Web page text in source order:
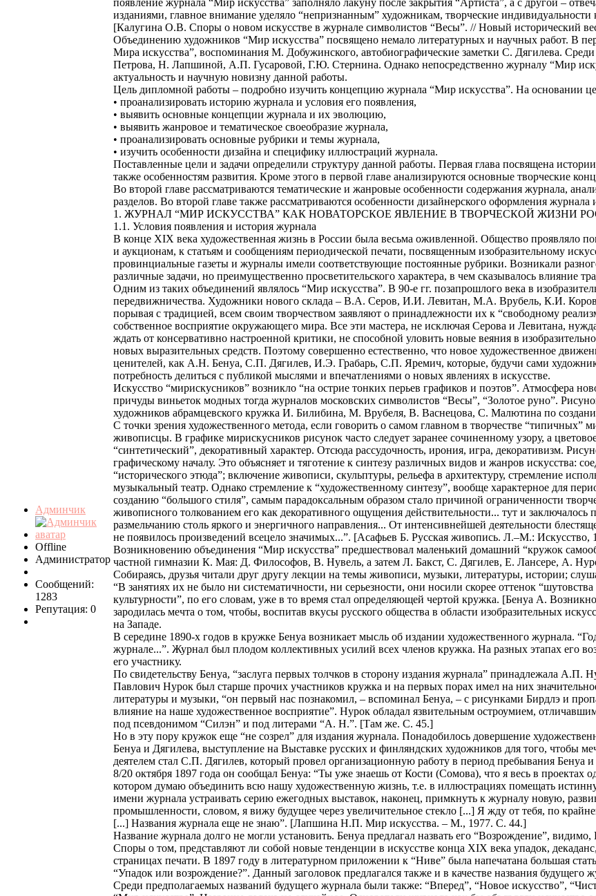
Админчик
Offline
Администратор
Сообщений:
1283
Репутация: 0
появление журнала “Мир искусства” заполняло лакуну после закрытия “Артиста”, а с другой –
изданиями, главное внимание уделяло “непризнанным” художникам, творческие
[Калугина О.В. Споры о новом искусстве в журнале символистов “Весы”. // Новый исторический
Объединению художников “Мир искусства” посвящено немало литературных и научных работ. В
Мира искусства”, воспоминания М. Добужинского, автобиографические заметки С. Дягилева.
Петрова, Н. Лапшиной, А.П. Гусаровой, Г.Ю. Стернина. Однако непосредственно журналу “Мир
актуальность и научную новизну данной работы.
Цель дипломной работы – подробно изучить концепцию журнала “Мир искусства”. На основании
• проанализировать историю журнала и условия его появления,
• выявить основные концепции журнала и их эволюцию,
• выявить жанровое и тематическое своеобразие журнала,
• проанализировать основные рубрики и темы журнала,
• изучить особенности дизайна и специфику иллюстраций журнала.
Поставленные цели и задачи определили структуру данной работы. Первая глава посвящена
также особенностям развития. Кроме этого в первой главе анализируются основные творческие
Во второй главе рассматриваются тематические и жанровые особенности содержания журнала,
разделов. Во второй главе также рассматриваются особенности дизайнерского оформления
1. ЖУРНАЛ “МИР ИСКУССТВА” КАК НОВАТОРСКОЕ ЯВЛЕНИЕ В ТВОРЧЕСКОЙ ЖИЗНИ
1.1. Условия появления и история журнала
В конце XIX века художественная жизнь в России была весьма оживленной. Общество проявляло
и аукционам, к статьям и сообщениям периодической печати, посвященным изобразительному
провинциальные газеты и журналы имели соответствующие постоянные рубрики. Возникали
различные задачи, но преимущественно просветительского характера, в чем сказывалось влияние
Одним из таких объединений являлось “Мир искусства”. В 90-е гг. позапрошлого века в
передвижничества. Художники нового склада – В.А. Серов, И.И. Левитан, М.А. Врубель, К.И.
порывая с традицией, всем своим творчеством заявляют о принадлежности их к “свободному
собственное восприятие окружающего мира. Все эти мастера, не исключая Серова и Левитана,
ждать от консервативно настроенной критики, не способной уловить новые веяния в
новых выразительных средств. Поэтому совершенно естественно, что новое художественное
ценителей, как А.Н. Бенуа, С.П. Дягилев, И.Э. Грабарь, С.П. Яремич, которые, будучи сами
потребность делиться с публикой мыслями и впечатлениями о новых явлениях в искусстве.
Искусство “мирискусников” возникло “на острие тонких перьев графиков и поэтов”. Атмосфера
причуды виньеток модных тогда журналов московских символистов “Весы”, “Золотое руно”.
художников абрамцевского кружка И. Билибина, М. Врубеля, В. Васнецова, С. Малютина по
С точки зрения художественного метода, если говорить о самом главном в творчестве
живописцы. В графике мирискусников рисунок часто следует заранее сочиненному узору, а
“синтетический”, декоративный характер. Отсюда рассудочность, ирония, игра, декоративизм.
графическому началу. Это объясняет и тяготение к синтезу различных видов и жанров искусства:
“исторического этюда”; включение живописи, скульптуры, рельефа в архитектуру, стремление
музыкальный театр. Однако стремление к “художественному синтезу”, вообще характерное для
созданию “большого стиля”, самым парадоксальным образом стало причиной ограниченности
живописного толкованием его как декоративного ощущения действительности... тут и
размельчанию столь яркого и энергичного направления... От интенсивнейшей деятельности
не появилось произведений всецело значимых...”. [Асафьев Б. Русская живопись. Л.–М.: Искусство,
Возникновению объединения “Мир искусства” предшествовал маленький домашний “кружок
частной гимназии К. Мая: Д. Философов, В. Нувель, а затем Л. Бакст, С. Дягилев, Е. Лансере, А.
Собираясь, друзья читали друг другу лекции на темы живописи, музыки, литературы, истории;
“В занятиях их не было ни систематичности, ни серьезности, они носили скорее оттенок
культурности”, по его словам, уже в то время стал определяющей чертой кружка. [Бенуа А.
зародилась мечта о том, чтобы, воспитав вкусы русского общества в области изобразительных
на Западе.
В середине 1890-х годов в кружке Бенуа возникает мысль об издании художественного журнала.
журнале...”. Журнал был плодом коллективных усилий всех членов кружка. На разных этапах его
его участнику.
По свидетельству Бенуа, “заслуга первых толчков в сторону издания журнала” принадлежала
Павлович Нурок был старше прочих участников кружка и на первых порах имел на них
литературы и музыки, “он первый нас познакомил, – вспоминал Бенуа, – с рисунками Бирдлэ и
влияние на наше художественное восприятие”. Нурок обладал язвительным остроумием,
под псевдонимом “Силэн” и под литерами “А. Н.”. [Там же. С. 45.]
Но в эту пору кружок еще “не созрел” для издания журнала. Понадобилось довершение
Бенуа и Дягилева, выступление на Выставке русских и финляндских художников для того, чтобы
деятелем стал С.П. Дягилев, который провел организационную работу в период пребывания
8/20 октября 1897 года он сообщал Бенуа: “Ты уже знаешь от Кости (Сомова), что я весь в проектах
котором думаю объединить всю нашу художественную жизнь, т.е. в иллюстрациях помещать
имени журнала устраивать серию ежегодных выставок, наконец, примкнуть к журналу новую,
промышленности, словом, я вижу будущее через увеличительное стекло [...] Я жду от тебя, по
[...] Названия журнала еще не знаю”. [Лапшина Н.П. Мир искусства. – М., 1977. С. 44.]
Название журнала долго не могли установить. Бенуа предлагал назвать его “Возрождение”,
Споры о том, представляют ли собой новые тенденции в искусстве конца XIX века упадок,
страницах печати. В 1897 году в литературном приложении к “Ниве” была напечатана большая
“Упадок или возрождение?”. Данный заголовок предлагался также и в качестве названия будущего
Среди предполагаемых названий будущего журнала были также: “Вперед”, “Новое искусство”,